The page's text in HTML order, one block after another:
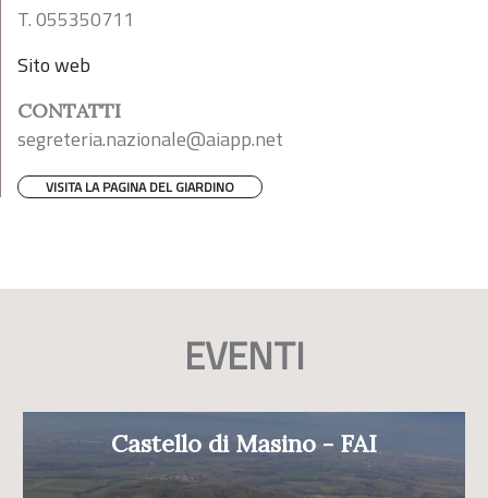
T. 055350711
Sito web
CONTATTI
segreteria.nazionale@aiapp.net
VISITA LA PAGINA DEL GIARDINO
EVENTI
Castello di Masino - FAI